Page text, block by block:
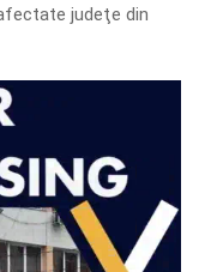
judeţe din